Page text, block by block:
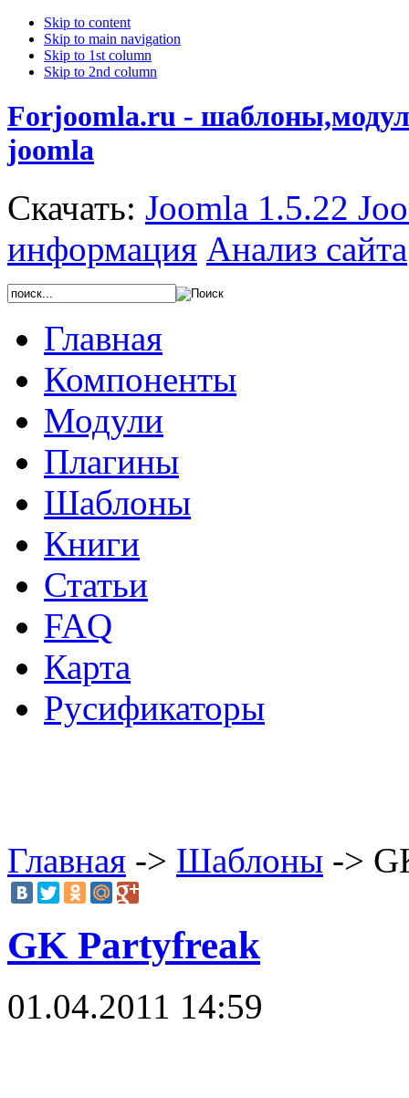
Skip to content
Skip to main navigation
Skip to 1st column
Skip to 2nd column
Forjoomla.ru -
joomla
Скачать: Joomla 1.5.22
информация Анализ сайта
Главная
Компоненты
Модули
Плагины
Шаблоны
Книги
Статьи
FAQ
Карта
Русификаторы
Главная -> Шаблоны ->
GK Partyfreak
01.04.2011 14:59